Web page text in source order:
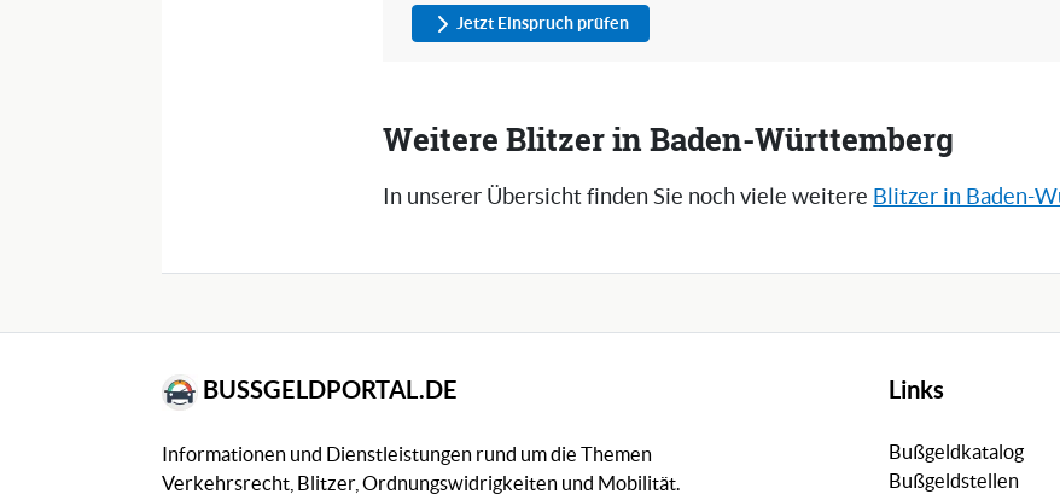
Jetzt Einspruch prüfen
Weitere Blitzer in Baden-Württemberg
In unserer Übersicht finden Sie noch viele weitere Blitzer in Baden-
BUSSGELDPORTAL.DE
Informationen und Dienstleistungen rund um die Themen
Verkehrsrecht, Blitzer, Ordnungswidrigkeiten und Mobilität.
Links
Bußgeldkatalog
Bußgeldstellen